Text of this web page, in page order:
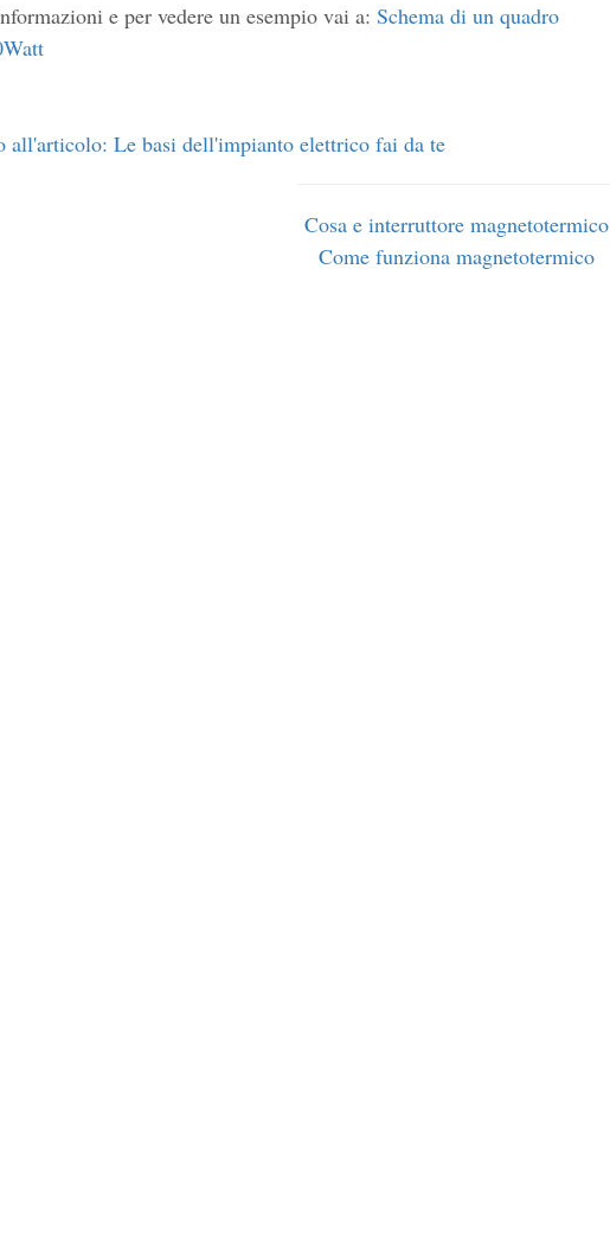
e per vedere un esempio vai a: Schema di un quadro
all'articolo: Le basi dell'impianto elettrico fai da te
Cosa e interruttore magnetotermico
Come funziona magnetotermico